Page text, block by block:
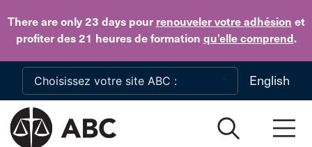
There are only 23 dayspour renouveler votre adhésion et
profiter des 21 heures de formation qu’elle comprend.
Skip to main content
English